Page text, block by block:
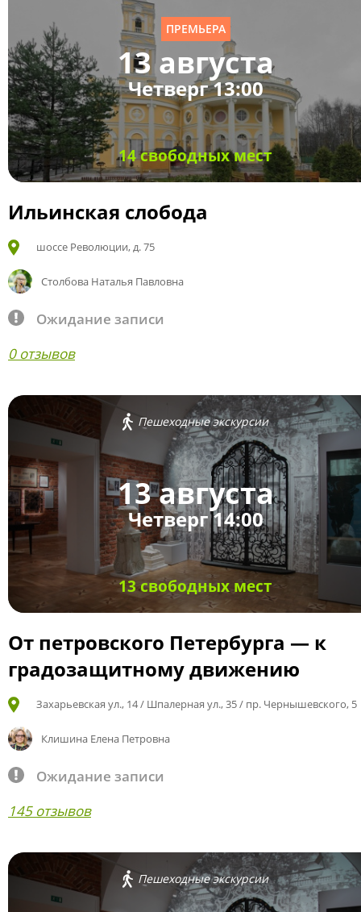
ПРЕМЬЕРА
13 августа
Четверг 13:00
14 свободных мест
Ильинская слобода
шоссе Революции, д. 75
Столбова Наталья Павловна
Ожидание записи
0 отзывов
Пешеходные экскурсии
13 августа
Четверг 14:00
13 свободных мест
От петровского Петербурга — к
градозащитному движению
Захарьевская ул., 14 / Шпалерная ул., 35 / пр. Чернышевского, 5
Клишина Елена Петровна
Ожидание записи
145 отзывов
Пешеходные экскурсии